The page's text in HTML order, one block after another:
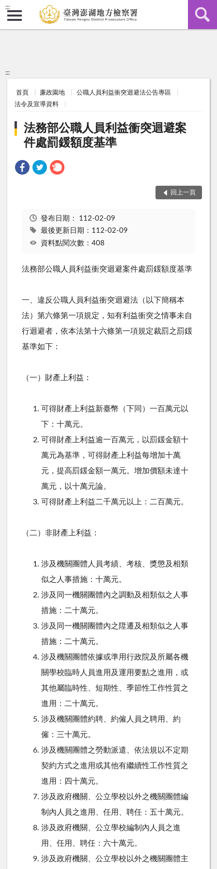
:::
:::
首頁 廉政園地
公職人員利益衝突迴避法公告專區
法令及宣導資料
法務部公職人員利益衝突迴避案
件處罰鍰額度基準
回上一頁
發布日期： 112-02-09
最後更新日期：112-02-09
資料點閱次數：408
法務部公職人員利益衝突迴避案件處罰鍰額度基準
一、違反公職人員利益衝突迴避法（以下簡稱本
法）第六條第一項規定，知有利益衝突之情事未自
行迴避者，依本法第十六條第一項規定裁罰之罰鍰
基準如下：
（一）財產上利益：
可得財產上利益新臺幣（下同）一百萬元以
下：十萬元。
可得財產上利益逾一百萬元，以罰鍰金額十
萬元為基準，可得財產上利益每增加十萬
元，提高罰鍰金額一萬元。增加價額未達十
萬元，以十萬元論。
可得財產上利益二千萬元以上：二百萬元。
（二）非財產上利益：
涉及機關團體人員考績、考核、獎懲及相類
似之人事措施：十萬元。
涉及同一機關團體內之調動及相類似之人事
措施：二十萬元。
涉及同一機關團體內之陞遷及相類似之人事
措施：二十萬元。
涉及機關團體依據或準用行政院及所屬各機
關學校臨時人員進用及運用要點之進用，或
其他屬臨時性、短期性、季節性工作性質之
進用：二十萬元。
涉及機關團體約聘、約僱人員之聘用、約
僱：三十萬元。
涉及機關團體之勞動派遣、依法規以不定期
契約方式之進用或其他有繼續性工作性質之
進用：四十萬元。
涉及政府機關、公立學校以外之機關團體編
制內人員之進用、任用、聘任：五十萬元。
涉及政府機關、公立學校編制內人員之進
用、任用、聘任：六十萬元。
涉及政府機關、公立學校以外之機關團體主